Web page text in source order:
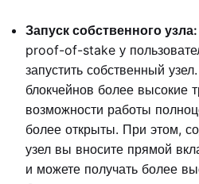
Запуск собственного узла:
proof-of-stake у
запустить собственный
блокчейнов более высокие
возможности работы
более открыты. При этом,
узел вы вносите прямой
и можете получать более